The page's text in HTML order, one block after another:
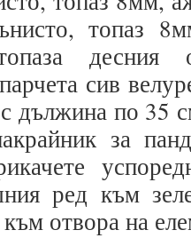
топаз
десния
сив
дължина по 35
за
ред към
отвора на